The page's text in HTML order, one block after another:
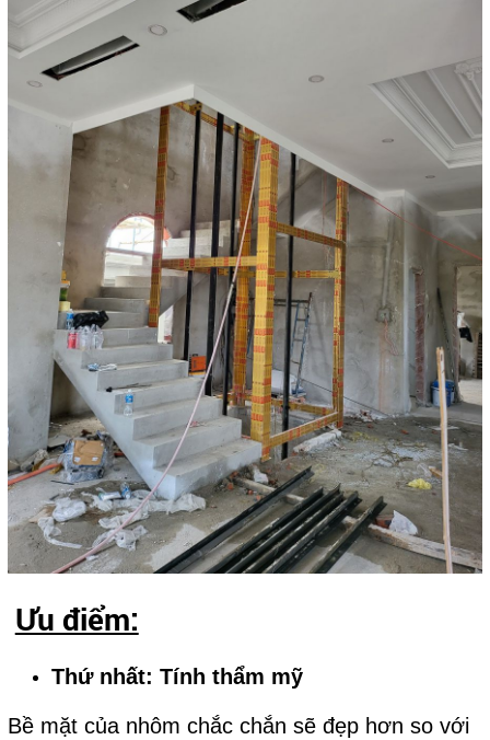
Ưu điểm:
Thứ nhất: Tính thẩm mỹ
Bề mặt của nhôm chắc chắn sẽ đẹp hơn so với